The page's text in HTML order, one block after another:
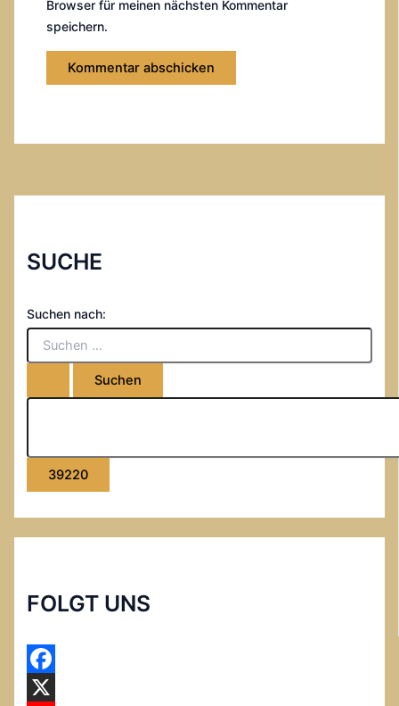
Browser für meinen nächsten Kommentar
speichern.
SUCHE
Suchen nach:
FOLGT UNS
F